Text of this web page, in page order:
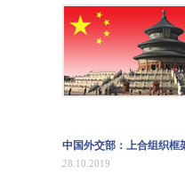
中国外交部：上合组织
28.10.2019